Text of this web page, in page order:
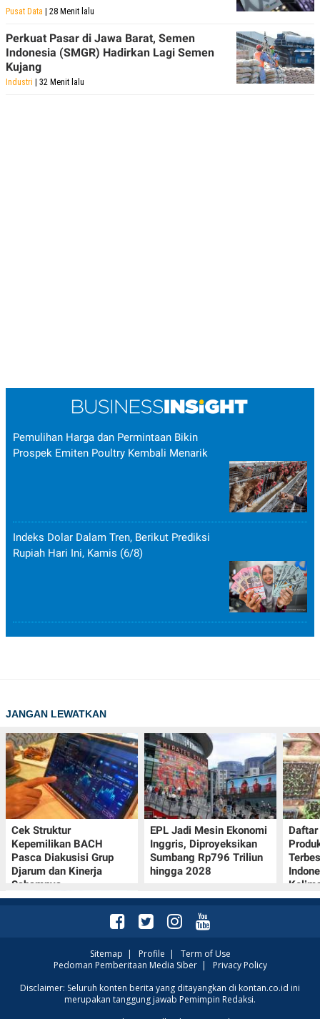
Pusat Data | 28 Menit lalu
Perkuat Pasar di Jawa Barat, Semen
Indonesia (SMGR) Hadirkan Lagi Semen
Kujang
Industri | 32 Menit lalu
Pemulihan Harga dan Permintaan Bikin
Prospek Emiten Poultry Kembali Menarik
Indeks Dolar Dalam Tren, Berikut Prediksi
Rupiah Hari Ini, Kamis (6/8)
JANGAN LEWATKAN
Cek Struktur
Kepemilikan BACH
Pasca Diakusisi Grup
Djarum dan Kinerja
Sahamnya
EPL Jadi Mesin Ekonomi
Inggris, Diproyeksikan
Sumbang Rp796 Triliun
hingga 2028
Simak Prakiraan Cuaca
Jawa Barat Kamis (6/8):
Sitemap | Profile | Term of Use
Pedoman Pemberitaan Media Siber| Privacy Policy
Disclaimer: Seluruh konten berita yang ditayangkan di kontan.co.id ini
merupakan tanggung jawab Pemimpin Redaksi.